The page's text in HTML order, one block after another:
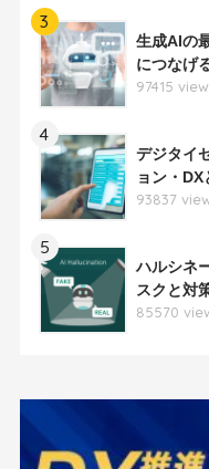
3
生成AIの
につなげ
97415
4
デジタイ
ョン・
93837
5
ハルシネ
スクと対
85570